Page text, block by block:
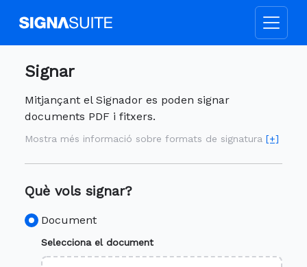
Signar
Mitjançant el Signador es poden signar
documents PDF i fitxers.
Mostra més informació sobre formats de signatura [+]
Què vols signar?
Document
Selecciona el document